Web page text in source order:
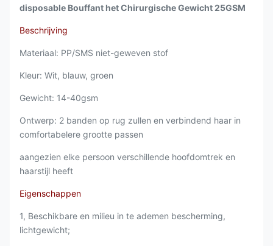
disposable Bouffant het Chirurgische Gewicht 25GSM
Beschrijving
Materiaal: PP/SMS niet-geweven stof
Kleur: Wit, blauw, groen
Gewicht: 14-40gsm
Ontwerp: 2 banden op rug zullen en verbindend haar in
comfortabelere grootte passen
aangezien elke persoon verschillende hoofdomtrek en
haarstijl heeft
Eigenschappen
1, Beschikbare en milieu in te ademen bescherming,
lichtgewicht;